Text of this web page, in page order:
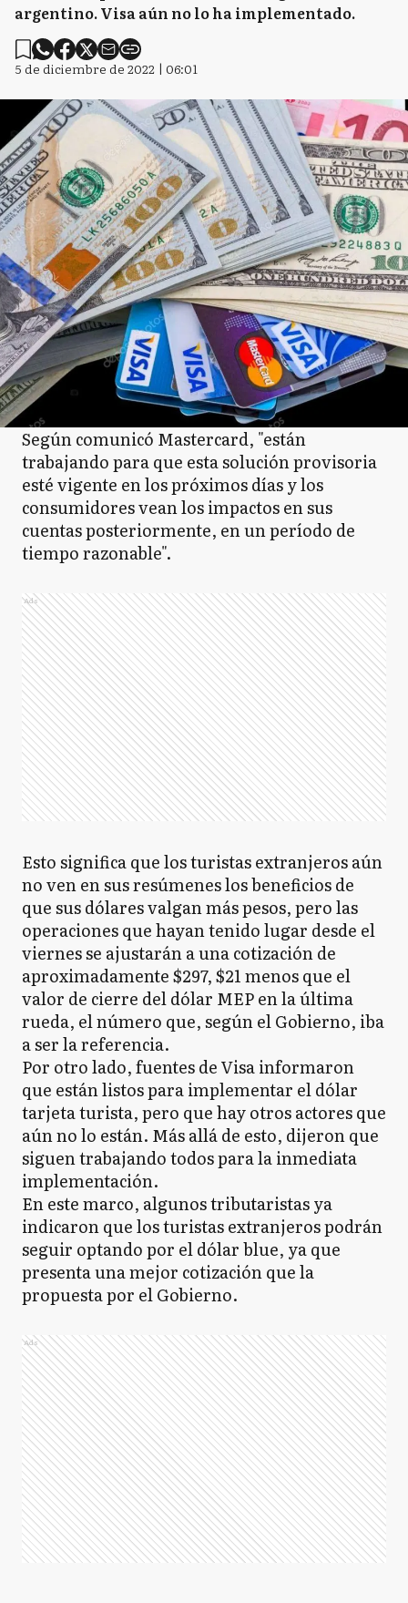
argentino. Visa aún no lo ha implementado.
5 de diciembre de 2022 | 06:01
Según comunicó Mastercard, "están
trabajando para que esta solución provisoria
esté vigente en los próximos días y los
consumidores vean los impactos en sus
cuentas posteriormente, en un período de
tiempo razonable".
Ads
Esto significa que los turistas extranjeros aún
no ven en sus resúmenes los beneficios de
que sus dólares valgan más pesos, pero las
operaciones que hayan tenido lugar desde el
viernes se ajustarán a una cotización de
aproximadamente $297, $21 menos que el
valor de cierre del dólar MEP en la última
rueda, el número que, según el Gobierno, iba
a ser la referencia.
Por otro lado, fuentes de Visa informaron
que están listos para implementar el dólar
tarjeta turista, pero que hay otros actores que
aún no lo están. Más allá de esto, dijeron que
siguen trabajando todos para la inmediata
implementación.
En este marco, algunos tributaristas ya
indicaron que los turistas extranjeros podrán
seguir optando por el dólar blue, ya que
presenta una mejor cotización que la
propuesta por el Gobierno.
Ads